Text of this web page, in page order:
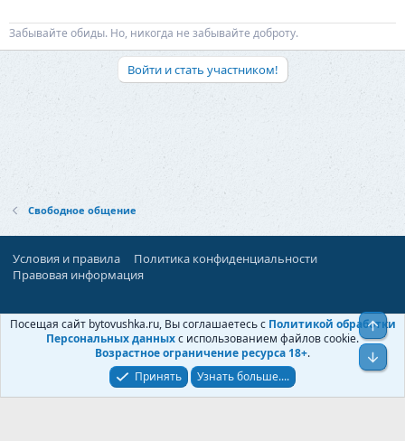
Забывайте обиды. Но, никогда не забывайте доброту.
Войти и стать участником!
Свободное общение
Условия и правила
Политика конфиденциальности
Правовая информация
При поддержке:«Ностальгист»
© Бытовушка, 2025-2026
Посещая сайт bytovushka.ru, Вы соглашаетесь с Политикой обработки
Персональных данныхс использованием файлов cookie.
Возрастное ограничение ресурса 18+.
Принять
Узнать больше....
Верх